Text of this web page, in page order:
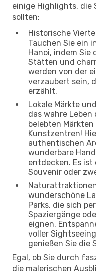
einige Highlights, die
sollten:
Historische
Tauchen Sie ein
Hanoi, indem Sie
Stätten und
werden von der
verzaubert sein,
erzählt.
Lokale Märkte
das wahre
belebten
Kunstzentren!
authentischen
wunderbare
entdecken. Es
Souvenir oder
wunderschöne
Parks, die sich
Spaziergänge
eignen.
voller
genießen Sie die
Egal, ob Sie durch
die malerischen